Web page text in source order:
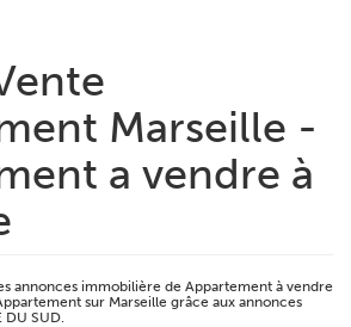
Marseille -
a vendre à
annonces immobilière de Appartement à vendre
sur Marseille grâce aux annonces
DU SUD.